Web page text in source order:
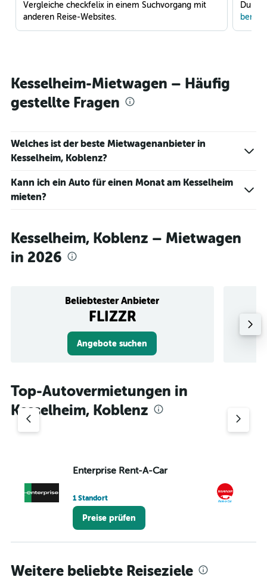
Vergleiche checkfelix in einem Suchvorgang mit
anderen Reise-Websites.
Du
Kesselheim-Mietwagen – Häufig
gestellte Fragen
Welches ist der beste Mietwagenanbieter in
Kesselheim, Koblenz?
Kann ich ein Auto für einen Monat am Kesselheim
mieten?
Kesselheim, Koblenz – Mietwagen
in 2026
Beliebtester Anbieter
FLIZZR
Angebote suchen
Top-Autovermietungen in
Kesselheim, Koblenz
Enterprise Rent-A-Car
1 Standort
Preise prüfen
Weitere beliebte Reiseziele